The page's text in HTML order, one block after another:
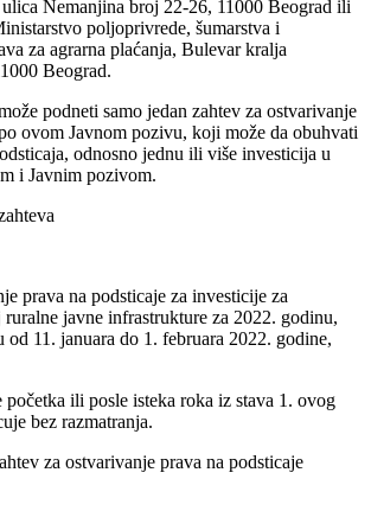
Nemanjina broj 22-26, 11000 Beograd ili
poljoprivrede, šumarstva i
za agrarna plaćanja, Bulevar kralja
Beograd.
podneti samo jedan zahtev za ostvarivanje
ovom Javnom pozivu, koji može da obuhvati
odnosno jednu ili više investicija u
i Javnim pozivom.
prava na podsticaje za investicije za
javne infrastrukture za 2022. godinu,
od 11. januara do 1. februara 2022. godine,
početka ili posle isteka roka iz stava 1. ovog
bez razmatranja.
za ostvarivanje prava na podsticaje